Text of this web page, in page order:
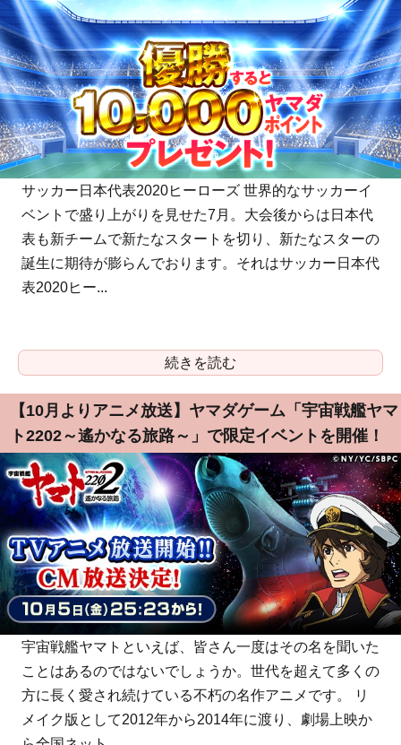
サッカー日本代表2020ヒーローズ 世界的なサッカーイ
ベントで盛り上がりを見せた7月。大会後からは日本代
表も新チームで新たなスタートを切り、新たなスターの
誕生に期待が膨らんでおります。それはサッカー日本代
表2020ヒー...
続きを読む
【10月よりアニメ放送】ヤマダゲーム「宇宙戦艦ヤマ
ト2202～遙かなる旅路～」で限定イベントを開催！
宇宙戦艦ヤマトといえば、皆さん一度はその名を聞いた
ことはあるのではないでしょうか。世代を超えて多くの
方に長く愛され続けている不朽の名作アニメです。 リ
メイク版として2012年から2014年に渡り、劇場上映か